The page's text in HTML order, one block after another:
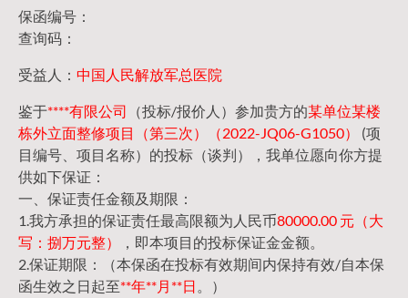
保函编号：
查询码：
受益人： 中国人民解放军总医院
鉴于****有限公司 （投标/报价人）参加贵方的某单位某楼
栋外立面整修项目（第三次）（2022-JQ06-G1050）
(项
目编号、项目名称）的投标（谈判），我单位愿向你方提
供如下保证：
一、保证责任金额及期限：
1.我方承担的保证责任最高限额为人民币80000.00 元（大
写：捌万元整）
，即本项目的投标保证金金额。
2.保证期限：（本保函在投标有效期间内保持有效/自本保
函生效之日起至**年**月**日 。）